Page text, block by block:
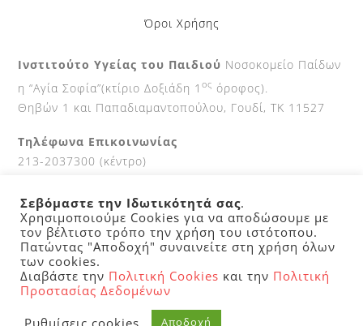
Όροι Χρήσης
Ινστιτούτο Υγείας του Παιδιού Νοσοκομείο Παίδων
η “Αγία Σοφία”(κτίριο Δοξιάδη 1ος όροφος).
Θηβών 1 και Παπαδιαμαντοπούλου, Γουδί, ΤΚ 11527
Τηλέφωνα Επικοινωνίας
213-2037300 (κέντρο)
Ώρες κοινού
9-2 καθημερινά.
©Ινστιτουτο Υγειας του Παιδιου2026
- created by
Digital 3
Σεβόμαστε την Ιδωτικότητά σας.
Χρησιμοποιούμε Cookies για να αποδώσουμε με
τον βέλτιστο τρόπο την χρήση του ιστότοπου.
Πατώντας "Αποδοχή" συναινείτε στη χρήση όλων
των cookies.
Διαβάστε την Πολιτική Cookies και την Πολιτική
Προστασίας Δεδομένων
Ρυθμίσεις cookies
Αποδοχή